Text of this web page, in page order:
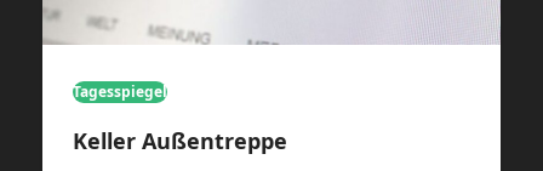
Tagesspiegel
Keller Außentreppe